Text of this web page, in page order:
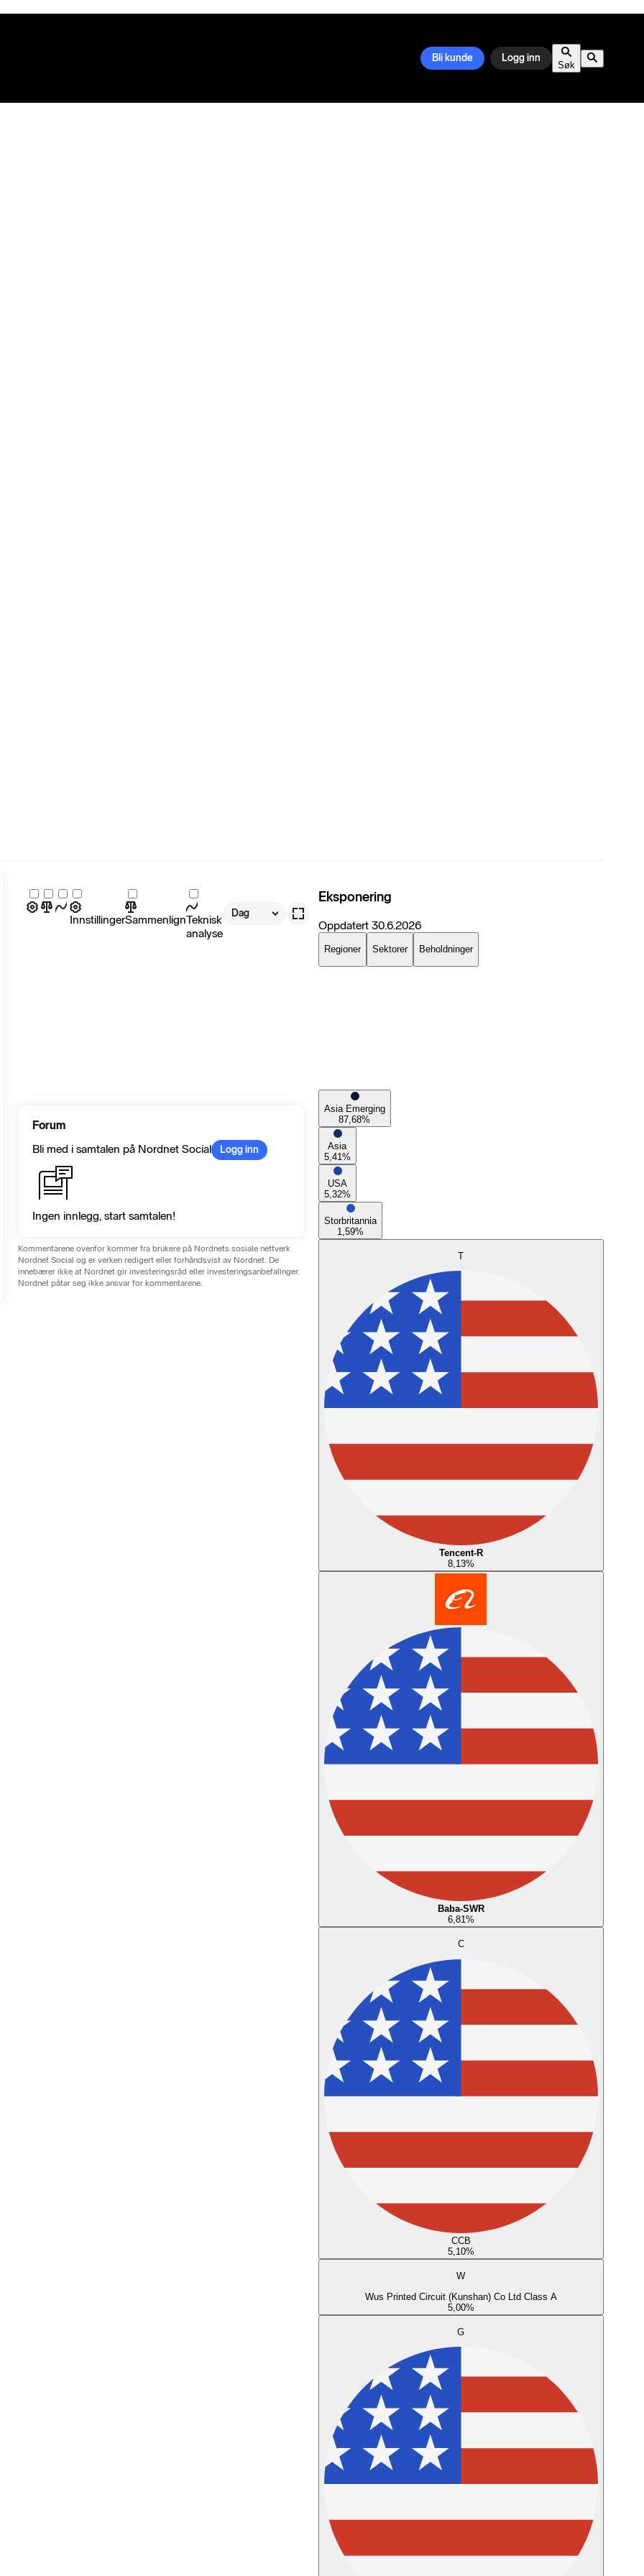
Bli kunde Logg inn
Søk
InnstillingerSammenlignTeknisk
analyse
Dag
Forum
Bli med i samtalen på Nordnet Social
Logg inn
Ingen innlegg, start samtalen!
Kommentarene ovenfor kommer fra brukere på Nordnets sosiale nettverk
Nordnet Social og er verken redigert eller forhåndsvist av Nordnet. De
innebærer ikke at Nordnet gir investeringsråd eller investeringsanbefalinger.
Nordnet påtar seg ikke ansvar for kommentarene.
Eksponering
Oppdatert 30.6.2026
Regioner Sektorer Beholdninger
Asia Emerging
87,68%
Asia
5,41%
USA
5,32%
Storbritannia
1,59%
T
Tencent-R
8,13%
Baba-SWR
6,81%
C
CCB
5,10%
W
Wus Printed Circuit (Kunshan) Co Ltd Class A
5,00%
G